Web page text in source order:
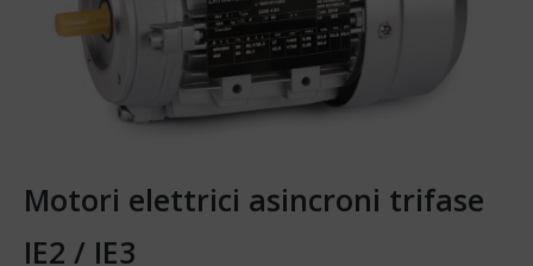
Motori elettrici asincroni trifase
IE2 / IE3